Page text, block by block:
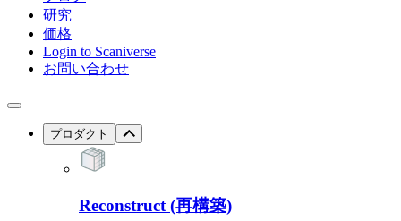
研究
価格
Login to Scaniverse
お問い合わせ
プロダクト
Reconstruct (再構築)